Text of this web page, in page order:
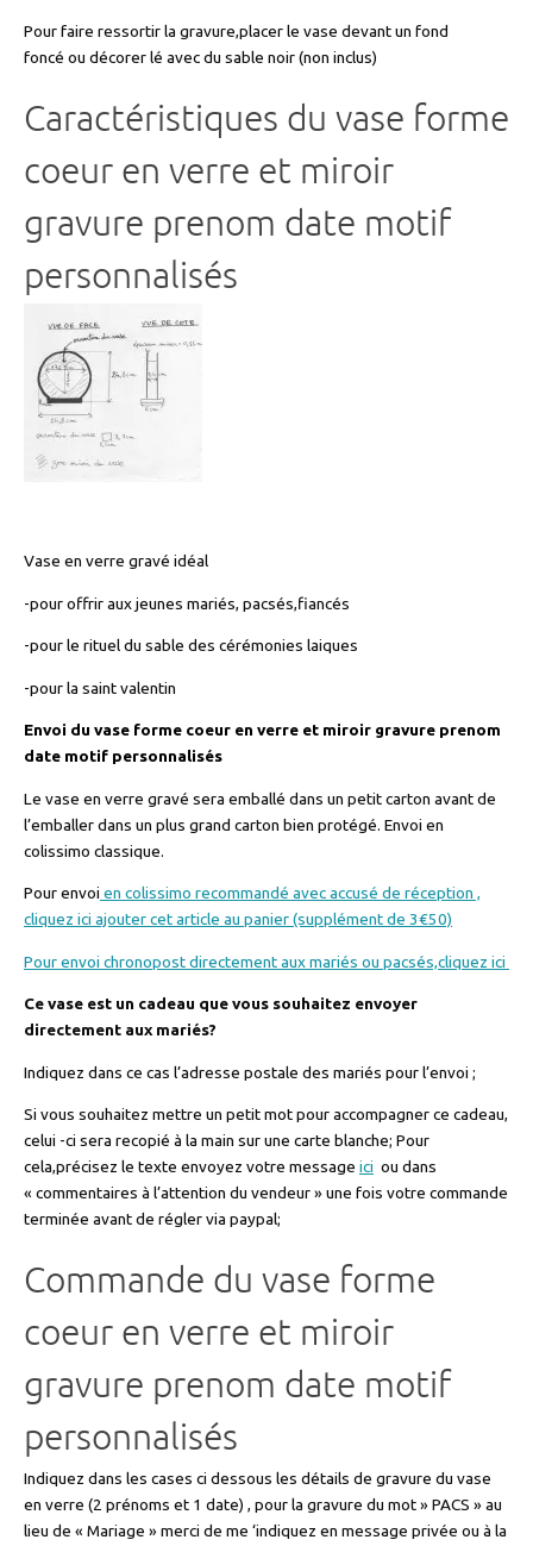
Pour faire ressortir la gravure,placer le vase devant un fond
foncé ou décorer lé avec du sable noir (non inclus)
Caractéristiques du vase forme
coeur en verre et miroir
gravure prenom date motif
personnalisés
Vase en verre gravé idéal
-pour offrir aux jeunes mariés, pacsés,fiancés
-pour le rituel du sable des cérémonies laiques
-pour la saint valentin
Envoi du vase forme coeur en verre et miroir gravure prenom
date motif personnalisés
Le vase en verre gravé sera emballé dans un petit carton avant de
l’emballer dans un plus grand carton bien protégé. Envoi en
colissimo classique.
Pour envoi en colissimo recommandé avec accusé de réception ,
cliquez ici ajouter cet article au panier (supplément de 3€50)
Pour envoi chronopost directement aux mariés ou pacsés,cliquez ici
Ce vase est un cadeau que vous souhaitez envoyer
directement aux mariés?
Indiquez dans ce cas l’adresse postale des mariés pour l’envoi ;
Si vous souhaitez mettre un petit mot pour accompagner ce cadeau,
celui -ci sera recopié à la main sur une carte blanche; Pour
cela,précisez le texte envoyez votre message ici ou dans
« commentaires à l’attention du vendeur » une fois votre commande
terminée avant de régler via paypal;
Commande du vase forme
coeur en verre et miroir
gravure prenom date motif
personnalisés
Indiquez dans les cases ci dessous les détails de gravure du vase
en verre (2 prénoms et 1 date) , pour la gravure du mot » PACS » au
lieu de « Mariage » merci de me ‘indiquez en message privée ou à la